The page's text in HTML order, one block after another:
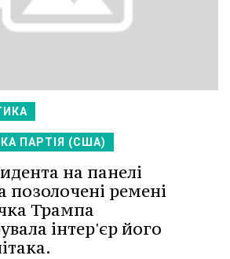
ПАРТІЯ (США)
на панелі
позолочені ремені
Трампа
інтер'єр його